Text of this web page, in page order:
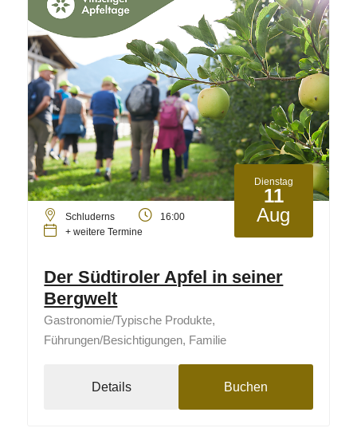
Dienstag
11
Aug
Schluderns
16:00
+ weitere Termine
Der Südtiroler Apfel in seiner
Bergwelt
Gastronomie/Typische Produkte,
Führungen/Besichtigungen, Familie
Details Buchen